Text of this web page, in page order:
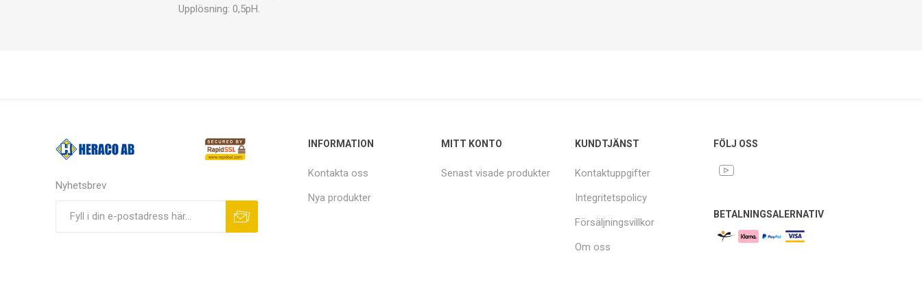
Upplösning: 0,5pH.
Nyhetsbrev
INFORMATION
Kontakta oss
Nya produkter
MITT KONTO
Senast visade produkter
KUNDTJÄNST
Kontaktuppgifter
Integritetspolicy
Försäljningsvillkor
Om oss
FÖLJ OSS
BETALNINGSALERNATIV